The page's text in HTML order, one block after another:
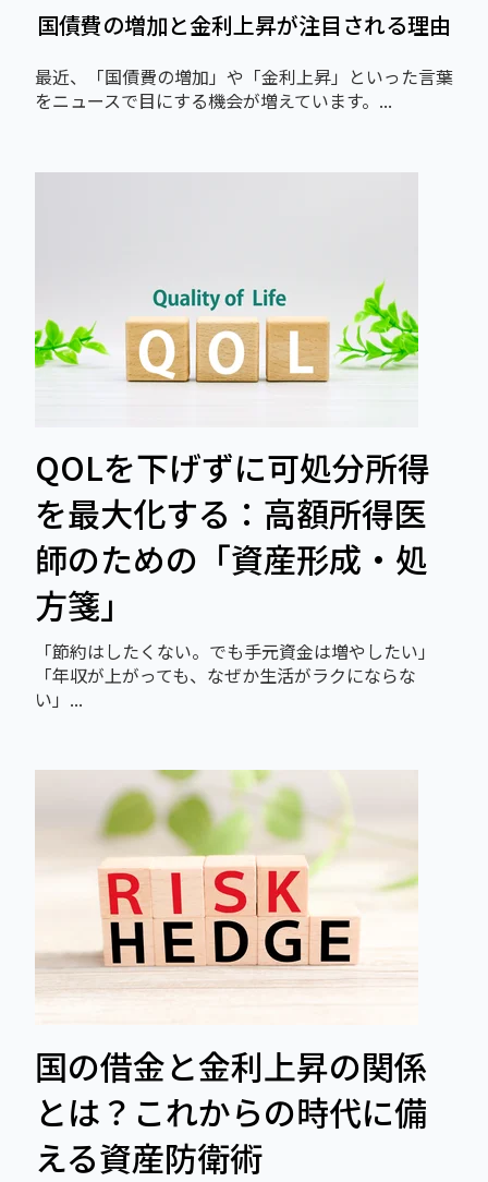
国債費の増加と金利上昇が注目される理由
最近、「国債費の増加」や「金利上昇」といった言葉
をニュースで目にする機会が増えています。...
QOLを下げずに可処分所得
を最大化する：高額所得医
師のための「資産形成・処
方箋」
「節約はしたくない。でも手元資金は増やしたい」
「年収が上がっても、なぜか生活がラクにならな
い」...
国の借金と金利上昇の関係
とは？これからの時代に備
える資産防衛術